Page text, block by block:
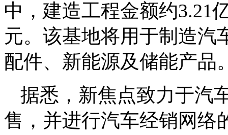
中，建造工程金额约3.21
元。该基地将用于制造汽
配件、新能源及储能产品
据悉，新焦点致力于汽
售，并进行汽车经销网络